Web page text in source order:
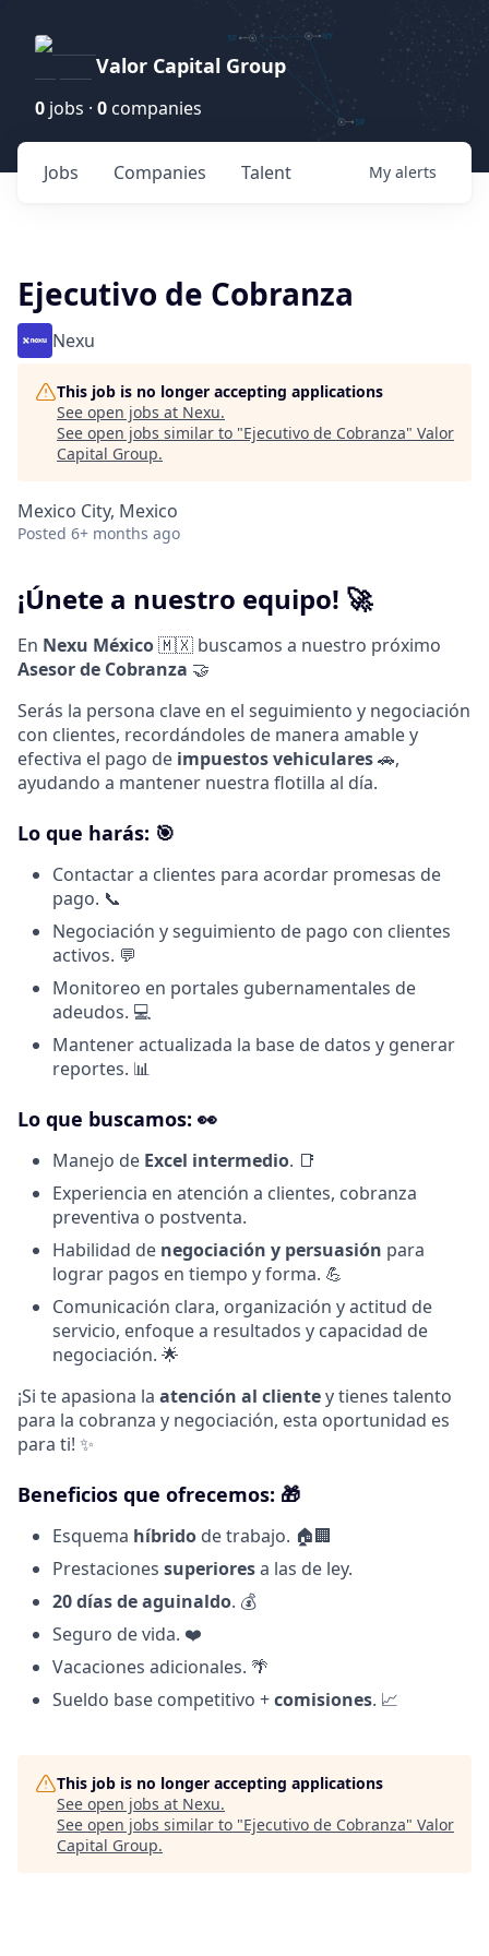
Valor Capital Group
0 jobs · 0 companies
Jobs Companies Talent My alerts
Ejecutivo de Cobranza
Nexu
This job is no longer accepting applications
See open jobs at Nexu.
See open jobs similar to "Ejecutivo de Cobranza" Valor
Capital Group.
Mexico City, Mexico
Posted 6+ months ago
¡Únete a nuestro equipo! 🚀
En Nexu México🇲🇽 buscamos a nuestro próximo
Asesor de Cobranza 🤝
Serás la persona clave en el seguimiento y negociación
con clientes, recordándoles de manera amable y
efectiva el pago de impuestos vehiculares🚗,
ayudando a mantener nuestra flotilla al día.
Lo que harás: 🎯
Contactar a clientes para acordar promesas de
pago. 📞
Negociación y seguimiento de pago con clientes
activos. 💬
Monitoreo en portales gubernamentales de
adeudos. 💻
Mantener actualizada la base de datos y generar
reportes. 📊
Lo que buscamos: 👀
Manejo de Excel intermedio. 📑
Experiencia en atención a clientes, cobranza
preventiva o postventa.
Habilidad de negociación y persuasión para
lograr pagos en tiempo y forma. 💪
Comunicación clara, organización y actitud de
servicio, enfoque a resultados y capacidad de
negociación. 🌟
¡Si te apasiona la atención al clientey tienes talento
para la cobranza y negociación, esta oportunidad es
para ti! ✨
Beneficios que ofrecemos: 🎁
Esquema híbrido de trabajo. 🏠🏢
Prestaciones superioresa las de ley.
20 días de aguinaldo. 💰
Seguro de vida. ❤️
Vacaciones adicionales. 🌴
Sueldo base competitivo +comisiones. 📈
This job is no longer accepting applications
See open jobs at Nexu.
See open jobs similar to "Ejecutivo de Cobranza" Valor
Capital Group.